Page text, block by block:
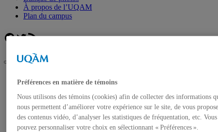
À propos de l’UQAM
Plan du campus
Facebook
Twitter
Flux RSS
Salle de presse
Un retour en présentiel pour la 12e édition de la Semaine
hispanophone de l’UQAM du 17 au 20 octobre 2022
Accueil
Communiqués de presse
Préférences en matière de témoins
Nous utilisons des témoins (cookies) afin de collecter des informations
nous permettent d’améliorer votre expérience sur le site, de vous
des contenus vidéo, d’analyser les statistiques de fréquentation, etc. Vous
pouvez personnaliser votre choix en sélectionnant « Préférences ».